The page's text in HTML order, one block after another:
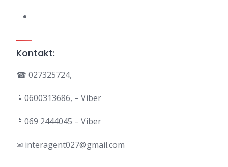
Kontakt:
☎ 027325724,
📱0600313686, – Viber
📱069 2444045 – Viber
✉ interagent027@gmail.com